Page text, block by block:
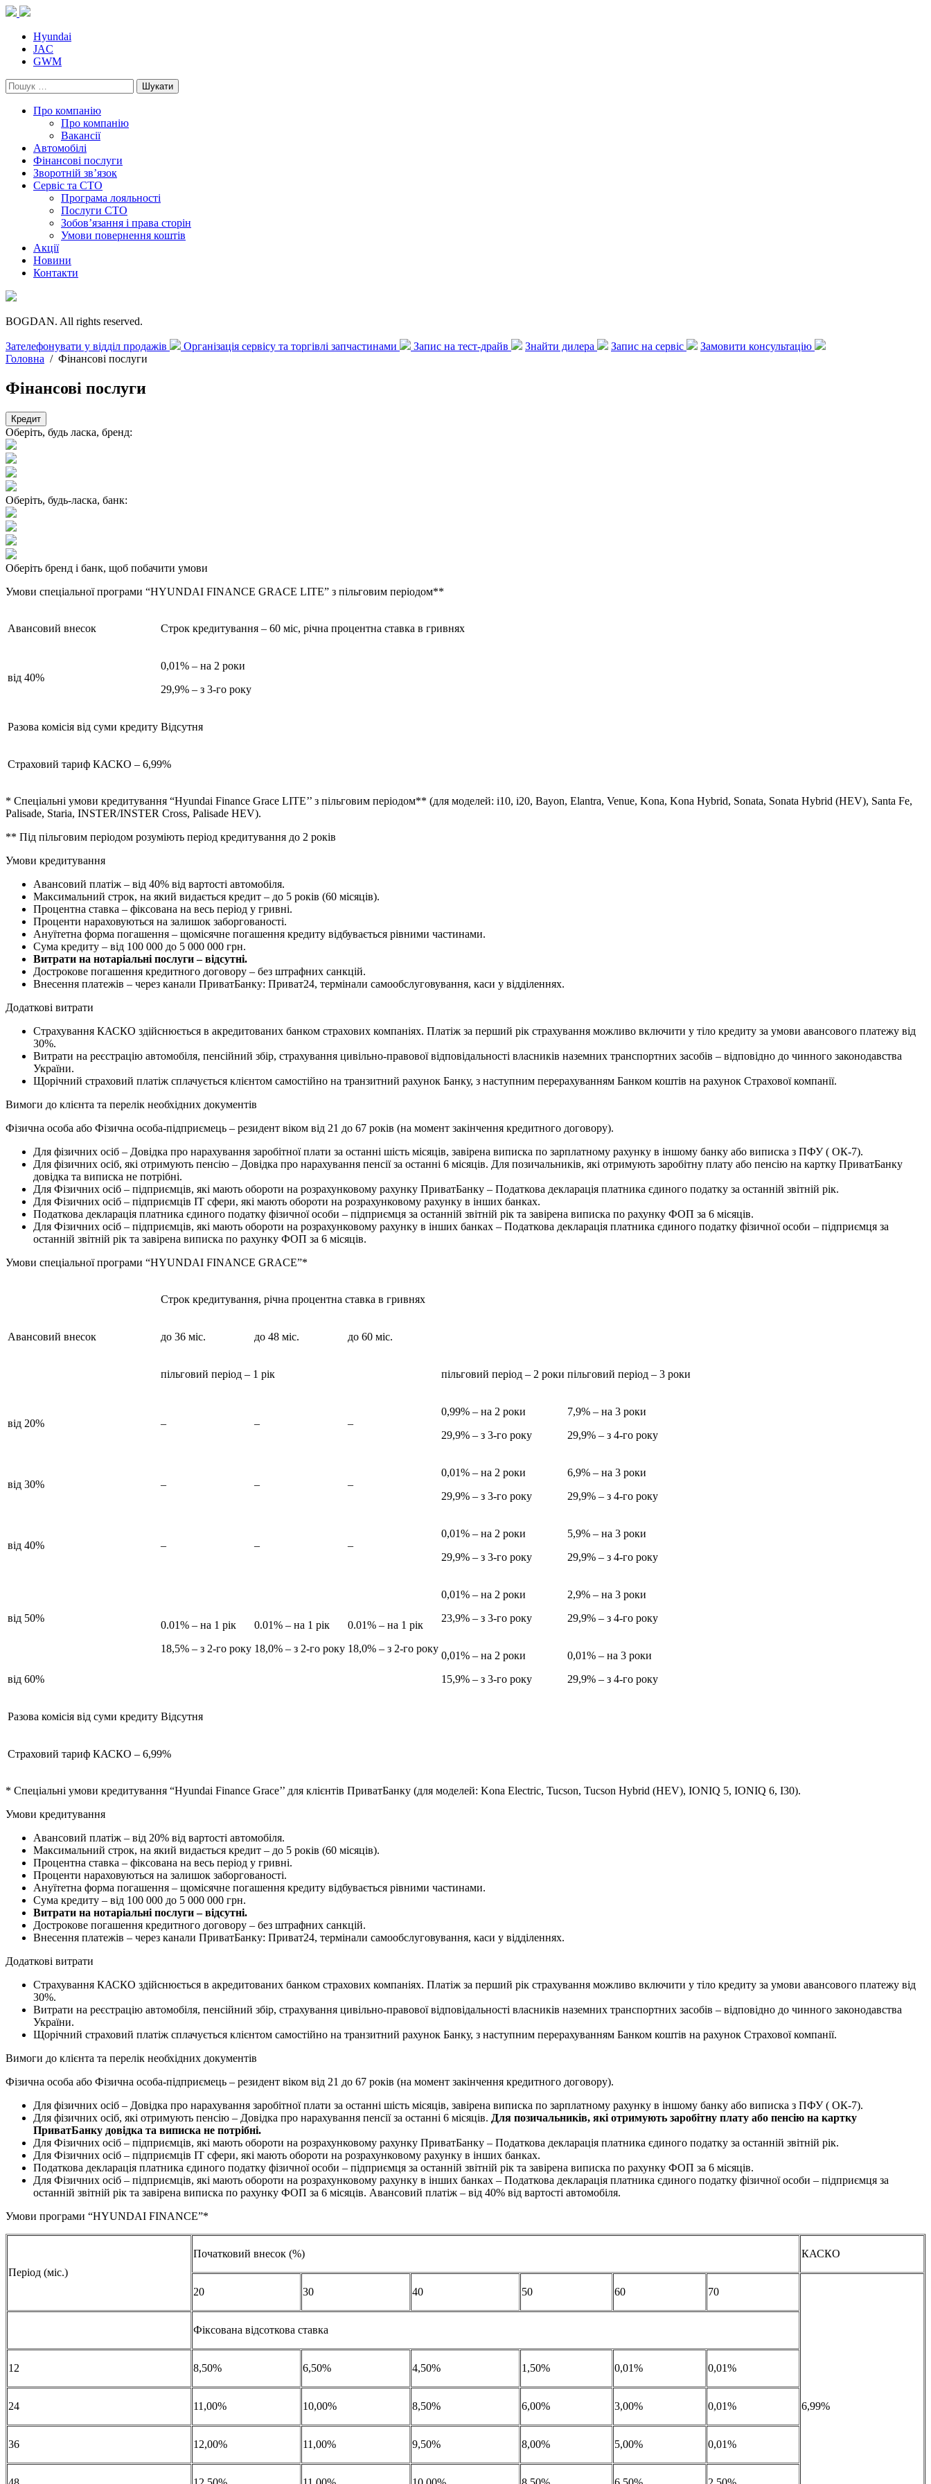
Skip
contentHyundai
JAC
GWM
Пошук:
Про компанію
Про компанію
Вакансії
Автомобілі
Фінансові послуги
Зворотній зв’язок
Cервіс та СТО
Програма лояльності
Послуги СТО
Зобов’язання і права сторін
Умови повернення коштів
Акції
Новини
Контакти
BOGDAN. All rights reserved.
Зателефонувати у відділ продажів Організація сервісу та торгівлі запчастинами Запис на тест-драйв Знайти дилера Запис на сервіс
Замовити консультацію
Головна / Фінансові послуги
Фінансові послуги
Кредит
Оберіть, будь ласка, бренд:
Оберіть, будь-ласка, банк:
Оберіть бренд і банк, щоб побачити умови
Умови спеціальної програми “HYUNDAI FINANCE GRACE LITE” з пільговим періодом**
Авансовий внесок Строк кредитування – 60 міс, річна процентна ставка в гривнях
від 40%
0,01% – на 2 роки
29,9% – з 3-го року
Разова комісія від суми кредиту Відсутня
Страховий тариф КАСКО – 6,99%
* Спеціальні умови кредитування “Hyundai Finance Grace LITE’’ з пільговим періодом** (для моделей: i10, i20, Bayon, Elantra, Venue, Kona, Kona Hybrid, Sonata, Sonata Hybrid (HEV), Santa Fe,
Palisade, Staria, INSTER/INSTER Cross, Palisade HEV).
** Під пільговим періодом розуміють період кредитування до 2 років
Умови кредитування
Авансовий платіж – від 40% від вартості автомобіля.
Максимальний строк, на який видається кредит – до 5 років (60 місяців).
Процентна ставка – фіксована на весь період у гривні.
Проценти нараховуються на залишок заборгованості.
Ануїтетна форма погашення – щомісячне погашення кредиту відбувається рівними частинами.
Сума кредиту – від 100 000 до 5 000 000 грн.
Витрати на нотаріальні послуги – відсутні.
Дострокове погашення кредитного договору – без штрафних санкцій.
Внесення платежів – через канали ПриватБанку: Приват24, термінали самообслуговування, каси у відділеннях.
Додаткові витрати
Страхування КАСКО здійснюється в акредитованих банком страхових компаніях. Платіж за перший рік страхування можливо включити у тіло кредиту за умови авансового платежу від
30%.
Витрати на реєстрацію автомобіля, пенсійний збір, страхування цивільно-правової відповідальності власників наземних транспортних засобів – відповідно до чинного законодавства
України.
Щорічний страховий платіж сплачується клієнтом самостійно на транзитний рахунок Банку, з наступним перерахуванням Банком коштів на рахунок Страхової компанії.
Вимоги до клієнта та перелік необхідних документів
Фізична особа або Фізична особа-підприємець – резидент віком від 21 до 67 років (на момент закінчення кредитного договору).
Для фізичних осіб – Довідка про нарахування заробітної плати за останні шість місяців, завірена виписка по зарплатному рахунку в іншому банку або виписка з ПФУ ( ОК-7).
Для фізичних осіб, які отримують пенсію – Довідка про нарахування пенсії за останні 6 місяців. Для позичальників, які отримують заробітну плату або пенсію на картку ПриватБанку
довідка та виписка не потрібні.
Для Фізичних осіб – підприємців, які мають обороти на розрахунковому рахунку ПриватБанку – Податкова декларація платника єдиного податку за останній звітній рік.
Для Фізичних осіб – підприємців IT сфери, які мають обороти на розрахунковому рахунку в інших банках.
Податкова декларація платника єдиного податку фізичної особи – підприємця за останній звітній рік та завірена виписка по рахунку ФОП за 6 місяців.
Для Фізичних осіб – підприємців, які мають обороти на розрахунковому рахунку в інших банках – Податкова декларація платника єдиного податку фізичної особи – підприємця за
останній звітній рік та завірена виписка по рахунку ФОП за 6 місяців.
Умови спеціальної програми “HYUNDAI FINANCE GRACE”*
Авансовий внесок
Строк кредитування, річна процентна ставка в гривнях
до 36 міс. до 48 міс. до 60 міс.
пільговий період – 1 рік пільговий період – 2 роки пільговий період – 3 роки
від 20% – – –
0,99% – на 2 роки
29,9% – з 3-го року
7,9% – на 3 роки
29,9% – з 4-го року
від 30% – – –
0,01% – на 2 роки
29,9% – з 3-го року
6,9% – на 3 роки
29,9% – з 4-го року
від 40% – – –
0,01% – на 2 роки
29,9% – з 3-го року
5,9% – на 3 роки
29,9% – з 4-го року
від 50%
0.01% – на 1 рік
18,5% – з 2-го року
0.01% – на 1 рік
18,0% – з 2-го року
0.01% – на 1 рік
18,0% – з 2-го року
0,01% – на 2 роки
23,9% – з 3-го року
2,9% – на 3 роки
29,9% – з 4-го року
0,01% – на 2 роки
15,9% – з 3-го року
0,01% – на 3 роки
29,9% – з 4-го року
від 60%
Разова комісія від суми кредиту Відсутня
Страховий тариф КАСКО – 6,99%
* Спеціальні умови кредитування “Hyundai Finance Grace’’ для клієнтів ПриватБанку (для моделей: Kona Electric, Tucson, Tucson Hybrid (HEV), IONIQ 5, IONIQ 6, I30).
Умови кредитування
Авансовий платіж – від 20% від вартості автомобіля.
Максимальний строк, на який видається кредит – до 5 років (60 місяців).
Процентна ставка – фіксована на весь період у гривні.
Проценти нараховуються на залишок заборгованості.
Ануїтетна форма погашення – щомісячне погашення кредиту відбувається рівними частинами.
Сума кредиту – від 100 000 до 5 000 000 грн.
Витрати на нотаріальні послуги – відсутні.
Дострокове погашення кредитного договору – без штрафних санкцій.
Внесення платежів – через канали ПриватБанку: Приват24, термінали самообслуговування, каси у відділеннях.
Додаткові витрати
Страхування КАСКО здійснюється в акредитованих банком страхових компаніях. Платіж за перший рік страхування можливо включити у тіло кредиту за умови авансового платежу від
30%.
Витрати на реєстрацію автомобіля, пенсійний збір, страхування цивільно-правової відповідальності власників наземних транспортних засобів – відповідно до чинного законодавства
України.
Щорічний страховий платіж сплачується клієнтом самостійно на транзитний рахунок Банку, з наступним перерахуванням Банком коштів на рахунок Страхової компанії.
Вимоги до клієнта та перелік необхідних документів
Фізична особа або Фізична особа-підприємець – резидент віком від 21 до 67 років (на момент закінчення кредитного договору).
Для фізичних осіб – Довідка про нарахування заробітної плати за останні шість місяців, завірена виписка по зарплатному рахунку в іншому банку або виписка з ПФУ ( ОК-7).
Для фізичних осіб, які отримують пенсію – Довідка про нарахування пенсії за останні 6 місяців. Для позичальників, які отримують заробітну плату або пенсію на картку
ПриватБанку довідка та виписка не потрібні.
Для Фізичних осіб – підприємців, які мають обороти на розрахунковому рахунку ПриватБанку – Податкова декларація платника єдиного податку за останній звітній рік.
Для Фізичних осіб – підприємців IT сфери, які мають обороти на розрахунковому рахунку в інших банках.
Податкова декларація платника єдиного податку фізичної особи – підприємця за останній звітній рік та завірена виписка по рахунку ФОП за 6 місяців.
Для Фізичних осіб – підприємців, які мають обороти на розрахунковому рахунку в інших банках – Податкова декларація платника єдиного податку фізичної особи – підприємця за
останній звітній рік та завірена виписка по рахунку ФОП за 6 місяців. Авансовий платіж – від 40% від вартості автомобіля.
Умови програми “HYUNDAI FINANCE”*
Період (міс.)
Початковий внесок (%) КАСКО
20 30 40 50 60 70
6,99%
Фіксована відсоткова ставка
12 8,50% 6,50% 4,50% 1,50% 0,01% 0,01%
24 11,00% 10,00% 8,50% 6,00% 3,00% 0,01%
36 12,00% 11,00% 9,50% 8,00% 5,00% 0,01%